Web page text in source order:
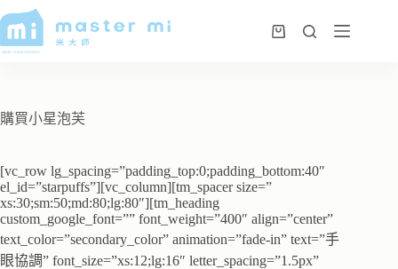
購買小星泡芙
[vc_row lg_spacing=”padding_top:0;padding_bottom:40″
el_id=”starpuffs”][vc_column][tm_spacer size=”
xs:30;sm:50;md:80;lg:80″][tm_heading
custom_google_font=”” font_weight=”400″ align=”center”
text_color=”secondary_color” animation=”fade-in” text=”手
眼協調” font_size=”xs:12;lg:16″ letter_spacing=”1.5px”